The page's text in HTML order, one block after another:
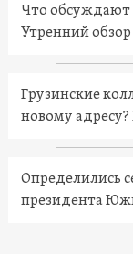
Что обсуждают
Утренний
Грузинские
новому
Определились
президента